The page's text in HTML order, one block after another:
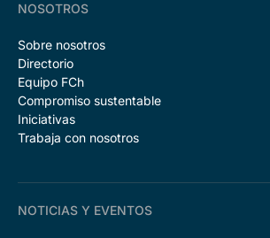
NOSOTROS
Sobre nosotros
Directorio
Equipo FCh
Compromiso sustentable
Iniciativas
Trabaja con nosotros
NOTICIAS Y EVENTOS